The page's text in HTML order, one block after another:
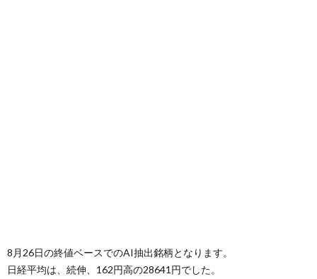
8月26日の終値ベースでのAI抽出銘柄となります。
日経平均は、続伸、162円高の28641円でした。